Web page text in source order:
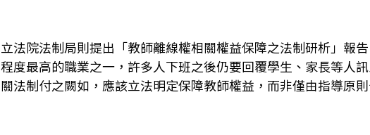
立法院法制局則提出「教師離線權相關權益保障之法制研析」報
程度最高的職業之一，許多人下班之後仍要回覆學生、家長等人
關法制付之闕如，應該立法明定保障教師權益，而非僅由指導原則